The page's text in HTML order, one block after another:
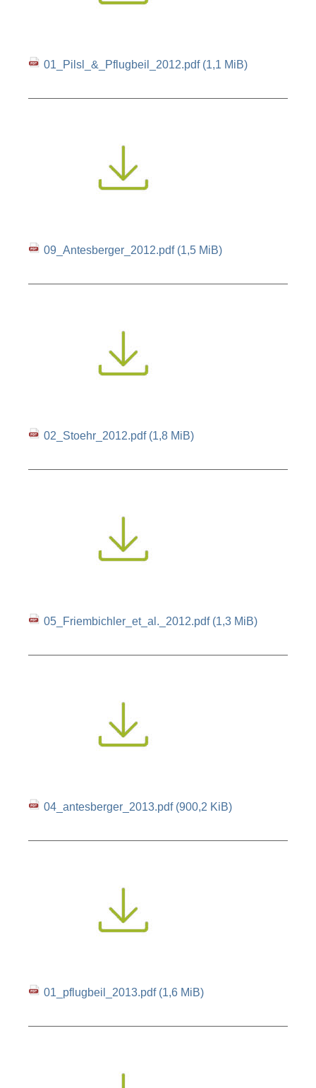
01_Pilsl_&_Pflugbeil_2012.pdf (1,1 MiB)
09_Antesberger_2012.pdf (1,5 MiB)
02_Stoehr_2012.pdf (1,8 MiB)
05_Friembichler_et_al._2012.pdf (1,3 MiB)
04_antesberger_2013.pdf (900,2 KiB)
01_pflugbeil_2013.pdf (1,6 MiB)